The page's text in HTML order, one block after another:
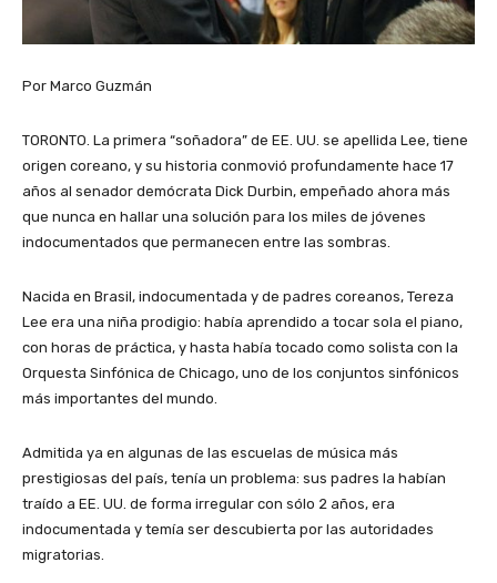
Por Marco Guzmán
TORONTO. La primera “soñadora” de EE. UU. se apellida Lee, tiene
origen coreano, y su historia conmovió profundamente hace 17
años al senador demócrata Dick Durbin, empeñado ahora más
que nunca en hallar una solución para los miles de jóvenes
indocumentados que permanecen entre las sombras.
Nacida en Brasil, indocumentada y de padres coreanos, Tereza
Lee era una niña prodigio: había aprendido a tocar sola el piano,
con horas de práctica, y hasta había tocado como solista con la
Orquesta Sinfónica de Chicago, uno de los conjuntos sinfónicos
más importantes del mundo.
Admitida ya en algunas de las escuelas de música más
prestigiosas del país, tenía un problema: sus padres la habían
traído a EE. UU. de forma irregular con sólo 2 años, era
indocumentada y temía ser descubierta por las autoridades
migratorias.